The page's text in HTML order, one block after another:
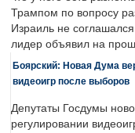
Трампом по вопросу
Израиль не
лидер объявил на
Боярский: Новая Дума
видеоигр после выборов
Депутаты Госдумы
регулировании